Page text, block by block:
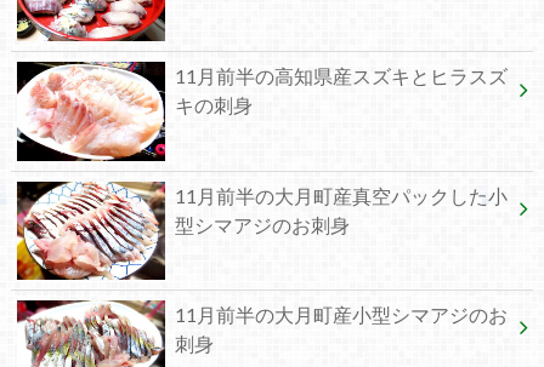
11月前半の高知県産スズキとヒラスズ
キの刺身
11月前半の大月町産真空パックした小
型シマアジのお刺身
11月前半の大月町産小型シマアジのお
刺身